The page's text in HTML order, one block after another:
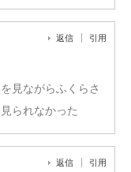
返信 引用
見ながらふくらさ
られなかった
返信 引用